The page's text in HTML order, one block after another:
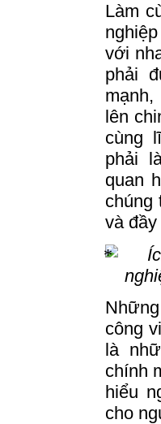
Làm
với
phải
lên
cùng
phải
quan
chúng
và
công
là
chính
hiểu
cho